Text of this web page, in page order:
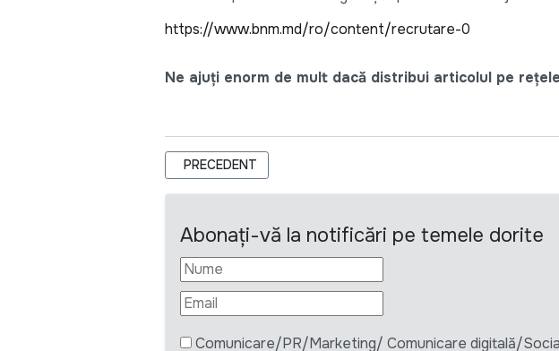
https://www.bnm.md/ro/content/recrutare-0
Ne ajuți enorm de mult dacă distribui articolul pe
ARTICOL PRECEDENT: BNM ANUNȚĂ CONCURS PENTRU
PRECEDENT
Abonați-vă la notificări pe temele dorite
Comunicare/PR/Marketing/ Comunicare digitală/